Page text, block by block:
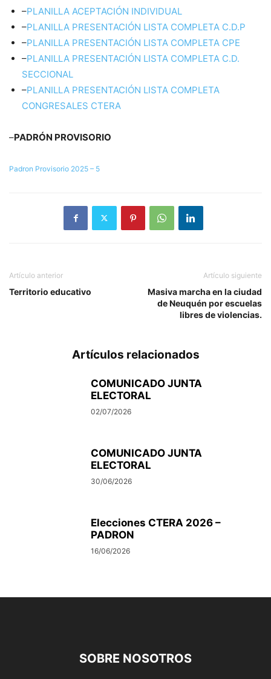
–PLANILLA ACEPTACIÓN INDIVIDUAL
–PLANILLA PRESENTACIÓN LISTA COMPLETA C.D.P
–PLANILLA PRESENTACIÓN LISTA COMPLETA CPE
–PLANILLA PRESENTACIÓN LISTA COMPLETA C.D.
SECCIONAL
–PLANILLA PRESENTACIÓN LISTA COMPLETA
CONGRESALES CTERA
–PADRÓN PROVISORIO
Padron Provisorio 2025 – 5
Artículo anterior
Territorio educativo
Artículo siguiente
Masiva marcha en la ciudad
de Neuquén por escuelas
libres de violencias.
Artículos relacionados
COMUNICADO JUNTA
ELECTORAL
02/07/2026
COMUNICADO JUNTA
ELECTORAL
30/06/2026
Elecciones CTERA 2026 –
PADRON
16/06/2026
SOBRE NOSOTROS